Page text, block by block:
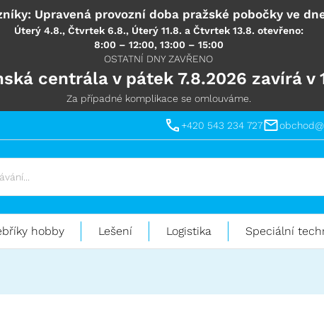
Upravená provozní doba pražské pobočky ve
Úterý 4.8., Čtvrtek 6.8., Úterý 11.8. a Čtvrtek 13.8. otevřeno:
8:00 – 12:00, 13:00 – 15:00
OSTATNÍ DNY ZAVŘENO
centrála v pátek 7.8.2026 zavírá v
Za případné komplikace se omlouváme.
+420 543 234 727
hobby Lešení Logistika Speciální